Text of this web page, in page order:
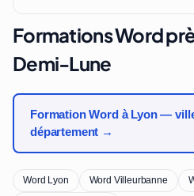
Formations Word
Demi-Lune
Formation Word à Lyon —
département →
Word Lyon Word Villeurbanne